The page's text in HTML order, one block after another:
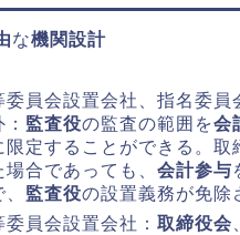
な機関設計
委員会設置会社、指名委員
監査役の監査の範囲を会
限定することができる。取
場合であっても、 会計参与
監査役の設置義務が免除
委員会設置会社： 取締役会